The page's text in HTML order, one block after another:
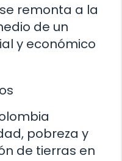
remonta a la
de un
y económico
pobreza y
de tierras en